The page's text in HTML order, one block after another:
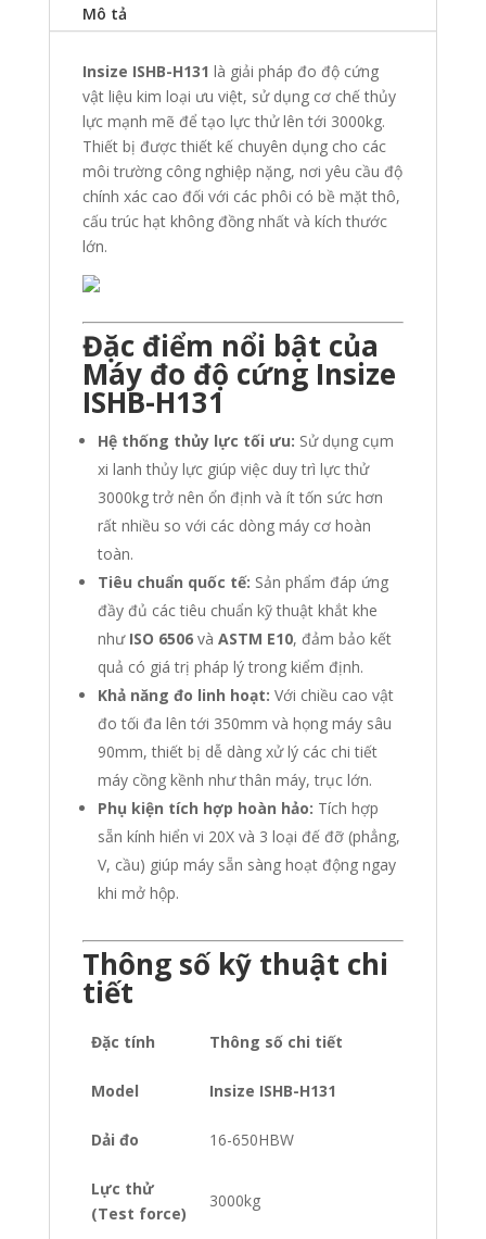
Mô tả
Insize ISHB-H131 là giải pháp đo độ cứng
vật liệu kim loại ưu việt, sử dụng cơ chế thủy
lực mạnh mẽ để tạo lực thử lên tới 3000kg.
Thiết bị được thiết kế chuyên dụng cho các
môi trường công nghiệp nặng, nơi yêu cầu độ
chính xác cao đối với các phôi có bề mặt thô,
cấu trúc hạt không đồng nhất và kích thước
lớn.
Đặc điểm nổi bật của
Máy đo độ cứng Insize
ISHB-H131
Hệ thống thủy lực tối ưu: Sử dụng cụm
xi lanh thủy lực giúp việc duy trì lực thử
3000kg trở nên ổn định và ít tốn sức hơn
rất nhiều so với các dòng máy cơ hoàn
toàn.
Tiêu chuẩn quốc tế: Sản phẩm đáp ứng
đầy đủ các tiêu chuẩn kỹ thuật khắt khe
như ISO 6506và ASTM E10, đảm bảo kết
quả có giá trị pháp lý trong kiểm định.
Khả năng đo linh hoạt: Với chiều cao vật
đo tối đa lên tới 350mm và họng máy sâu
90mm, thiết bị dễ dàng xử lý các chi tiết
máy cồng kềnh như thân máy, trục lớn.
Phụ kiện tích hợp hoàn hảo: Tích hợp
sẵn kính hiển vi 20X và 3 loại đế đỡ (phẳng,
V, cầu) giúp máy sẵn sàng hoạt động ngay
khi mở hộp.
Thông số kỹ thuật chi
tiết
Đặc tính Thông số chi tiết
Model Insize ISHB-H131
Dải đo 16-650HBW
Lực thử
(Test force)
3000kg